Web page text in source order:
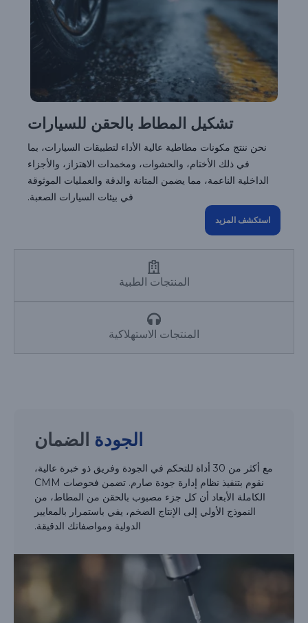
المنتجات الطبية
المنتجات الاستهلاكية
تشكيل المطاط بالحقن للسيارات
نحن ننتج مكونات مطاطية عالية الأداء لتطبيقات السيارات، بما
في ذلك الأختام، والحشوات، ومخمدات الاهتزاز، والأجزاء
الداخلية الناعمة، مما يضمن المتانة والدقة والعمليات الموثوقة
في بيئات السيارات الصعبة.
استكشف المزيد
الجودة الضمان
مع أكثر من 30 أداة للتحكم في الجودة وفريق ذو خبرة عالية،
نقوم بتنفيذ نظام إدارة جودة صارم. تضمن فحوصات CMM
الكاملة الأبعاد أن كل جزء مصبوب بالحقن من المطاط، من
النموذج الأولي إلى الإنتاج الضخم، يفي باستمرار بالمعايير
الدولية ومواصفاتك الدقيقة.